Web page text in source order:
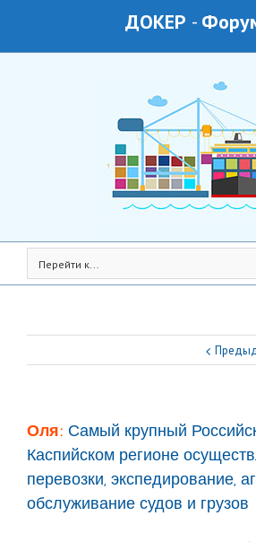
ДОКЕР -
Перейти к...
Оля: Самый крупный
Каспийском регионе
перевозки, экспедирование,
обслуживание судов и грузов